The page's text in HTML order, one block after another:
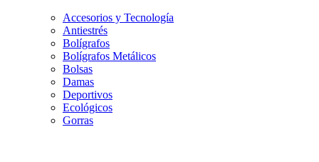
Accesorios y Tecnología
Antiestrés
Bolígrafos
Bolígrafos Metálicos
Bolsas
Damas
Deportivos
Ecológicos
Gorras